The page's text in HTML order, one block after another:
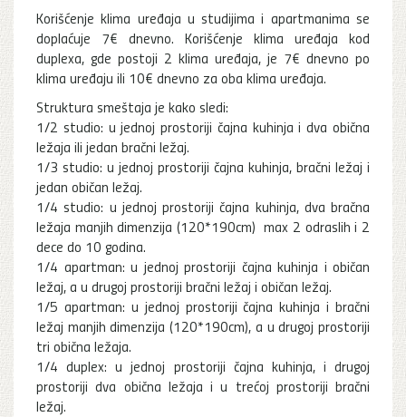
Korišćenje klima uređaja u studijima i apartmanima se
doplaćuje 7€ dnevno. Korišćenje klima uređaja kod
duplexa, gde postoji 2 klima uređaja, je 7€ dnevno po
klima uređaju ili 10€ dnevno za oba klima uređaja.
Struktura smeštaja je kako sledi:
1/2 studio: u jednoj prostoriji čajna kuhinja i dva obična
ležaja ili jedan bračni ležaj.
1/3 studio: u jednoj prostoriji čajna kuhinja, bračni ležaj i
jedan običan ležaj.
1/4 studio: u jednoj prostoriji čajna kuhinja, dva bračna
ležaja manjih dimenzija (120*190cm) max 2 odraslih i 2
dece do 10 godina.
1/4 apartman: u jednoj prostoriji čajna kuhinja i običan
ležaj, a u drugoj prostoriji bračni ležaj i običan ležaj.
1/5 apartman: u jednoj prostoriji čajna kuhinja i bračni
ležaj manjih dimenzija (120*190cm), a u drugoj prostoriji
tri obična ležaja.
1/4 duplex: u jednoj prostoriji čajna kuhinja, i drugoj
prostoriji dva obična ležaja i u trećoj prostoriji bračni
ležaj.